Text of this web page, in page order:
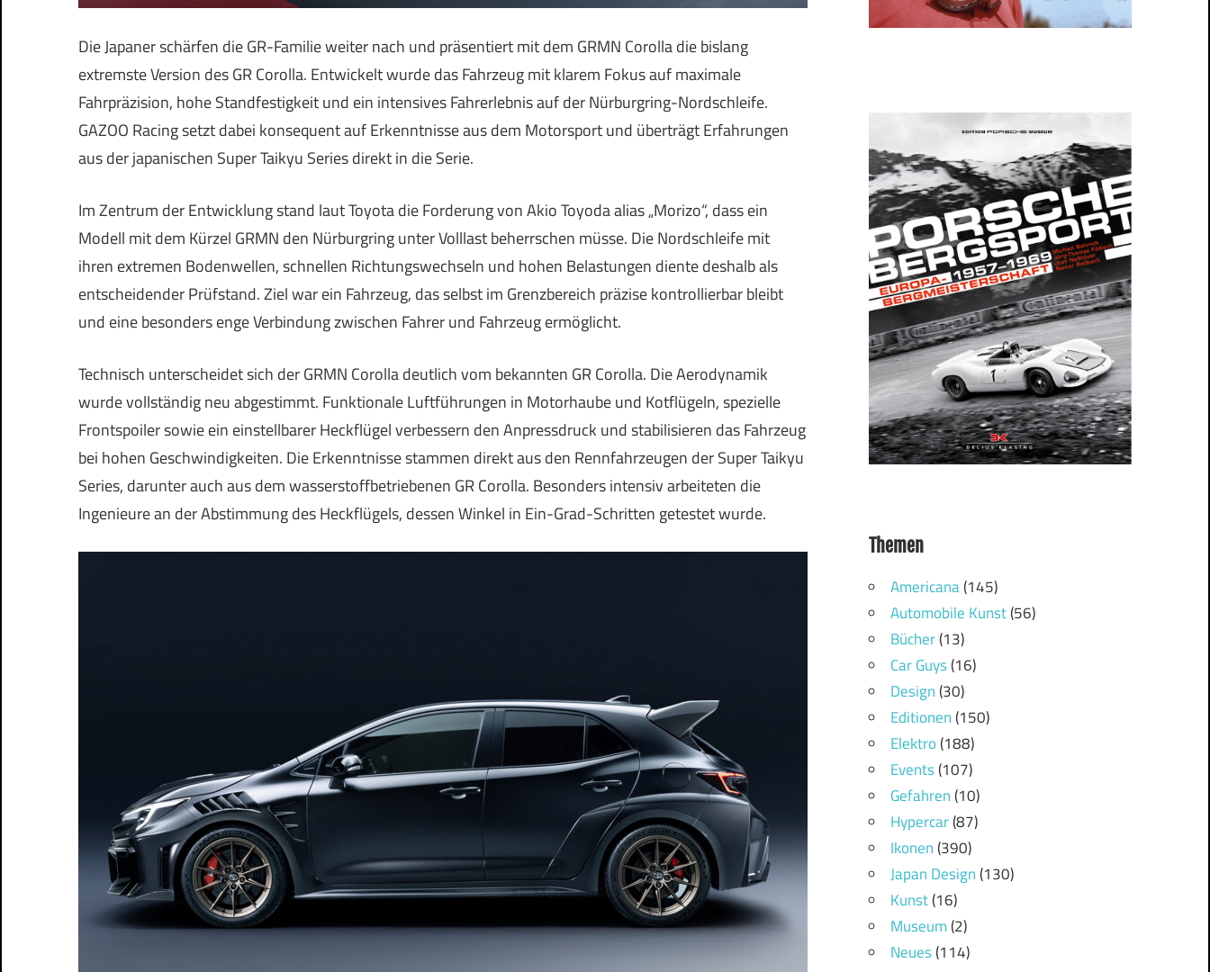
Die Japaner schärfen die GR-Familie weiter nach und präsentiert mit dem GRMN Corolla die bislang
extremste Version des GR Corolla. Entwickelt wurde das Fahrzeug mit klarem Fokus auf maximale
Fahrpräzision, hohe Standfestigkeit und ein intensives Fahrerlebnis auf der Nürburgring-Nordschleife.
GAZOO Racing setzt dabei konsequent auf Erkenntnisse aus dem Motorsport und überträgt Erfahrungen
aus der japanischen Super Taikyu Series direkt in die Serie.
Im Zentrum der Entwicklung stand laut Toyota die Forderung von Akio Toyoda alias „Morizo“, dass ein
Modell mit dem Kürzel GRMN den Nürburgring unter Volllast beherrschen müsse. Die Nordschleife mit
ihren extremen Bodenwellen, schnellen Richtungswechseln und hohen Belastungen diente deshalb als
entscheidender Prüfstand. Ziel war ein Fahrzeug, das selbst im Grenzbereich präzise kontrollierbar bleibt
und eine besonders enge Verbindung zwischen Fahrer und Fahrzeug ermöglicht.
Technisch unterscheidet sich der GRMN Corolla deutlich vom bekannten GR Corolla. Die Aerodynamik
wurde vollständig neu abgestimmt. Funktionale Luftführungen in Motorhaube und Kotflügeln, spezielle
Frontspoiler sowie ein einstellbarer Heckflügel verbessern den Anpressdruck und stabilisieren das Fahrzeug
bei hohen Geschwindigkeiten. Die Erkenntnisse stammen direkt aus den Rennfahrzeugen der Super Taikyu
Series, darunter auch aus dem wasserstoffbetriebenen GR Corolla. Besonders intensiv arbeiteten die
Ingenieure an der Abstimmung des Heckflügels, dessen Winkel in Ein-Grad-Schritten getestet wurde.
Themen
Americana(145)
Automobile Kunst(56)
Bücher(13)
Car Guys(16)
Design(30)
Editionen(150)
Elektro(188)
Events(107)
Gefahren(10)
Hypercar(87)
Ikonen(390)
Japan Design(130)
Kunst(16)
Museum(2)
Neues(114)